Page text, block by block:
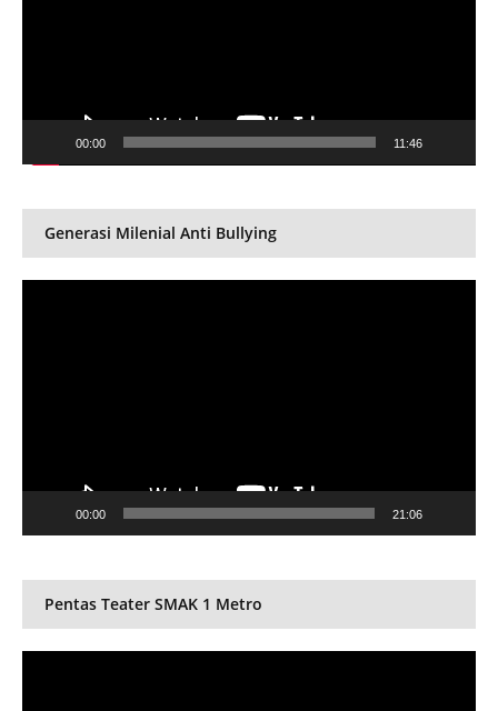
00:00 11:46
Generasi Milenial Anti Bullying
00:00 21:06
Pentas Teater SMAK 1 Metro